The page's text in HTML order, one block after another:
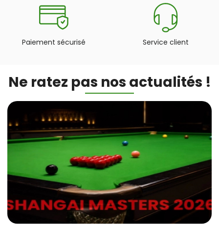
Paiement sécurisé Service client
Ne ratez pas nos actualités !